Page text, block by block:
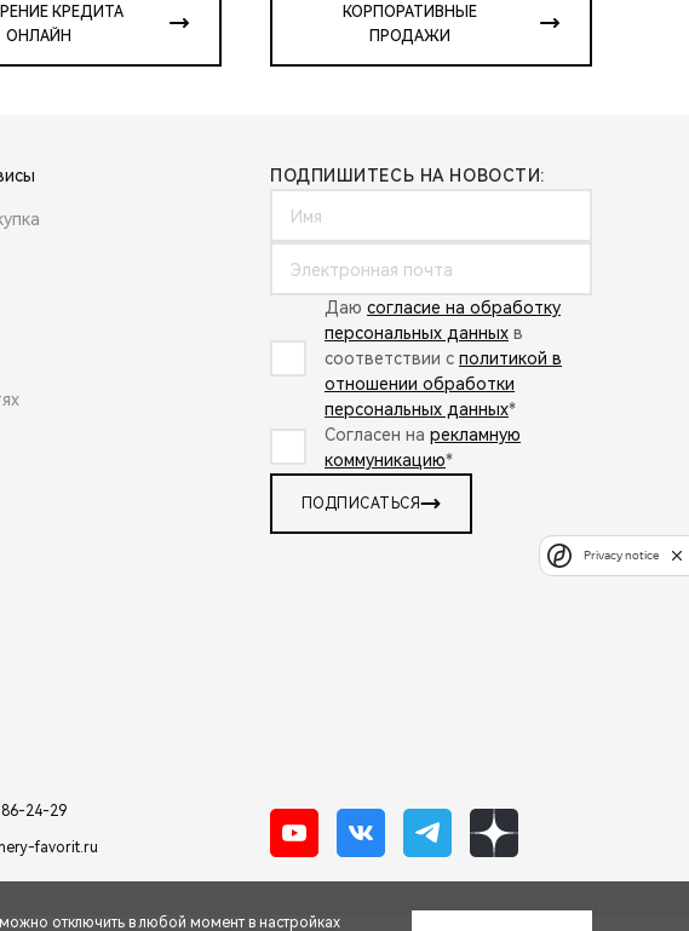
КРЕДИТА
ОНЛАЙН
КОРПОРАТИВНЫЕ
ПРОДАЖИ
ПОДПИШИТЕСЬ НА НОВОСТИ:
Даю согласие на обработку
персональных данных в
соответствии с политикой в
отношении обработки
персональных данных*
Согласен на рекламную
коммуникацию*
ПОДПИСАТЬСЯ
24-29
favorit.ru
отключить в любой момент в настройках
Privacy notice